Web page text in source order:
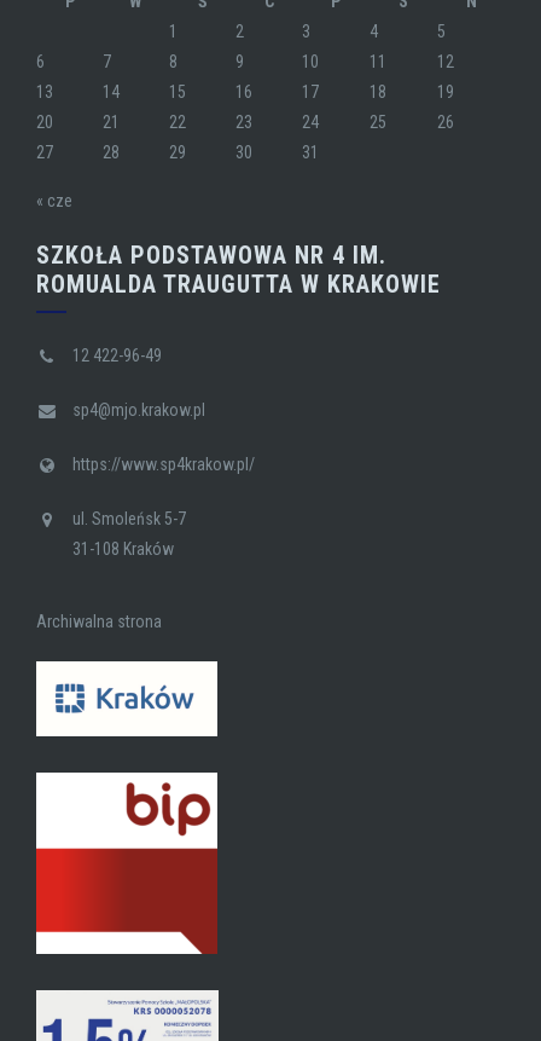
1
2 3 4
5
6
7 8 9 10 11
12
13
14 15 16 17 18
19
20
21 22 23 24 25
26
27
28 29 30 31
« cze
SZKOŁA PODSTAWOWA NR 4 IM.
ROMUALDA TRAUGUTTA W KRAKOWIE
12 422-96-49
sp4@mjo.krakow.pl
https://www.sp4krakow.pl/
ul. Smoleńsk 5-7
31-108 Kraków
Archiwalna strona